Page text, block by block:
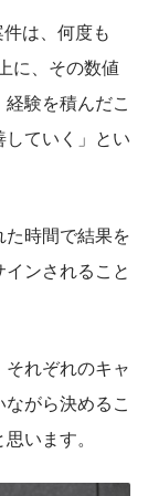
は、何度も
に、その数値
験を積んだこ
ていく」とい
時間で結果を
ンされること
れぞれのキャ
がら決めるこ
います。